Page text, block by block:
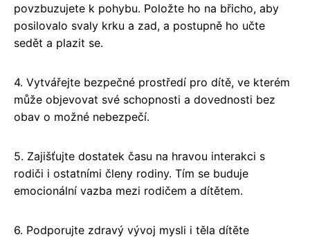
povzbuzujete k pohybu. Položte ho na břicho, aby
posilovalo svaly krku a zad, a postupně ho učte
sedět a plazit se.
4. Vytvářejte bezpečné prostředí pro dítě, ve kterém
může objevovat své schopnosti a dovednosti bez
obav o možné nebezpečí.
5. Zajišťujte dostatek času na hravou interakci s
rodiči i ostatními členy rodiny. Tím se buduje
emocionální vazba mezi rodičem a dítětem.
6. Podporujte zdravý vývoj mysli i těla dítěte